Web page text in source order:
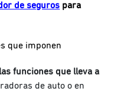
de seguros para
que imponen
funciones que lleva a
de auto o en